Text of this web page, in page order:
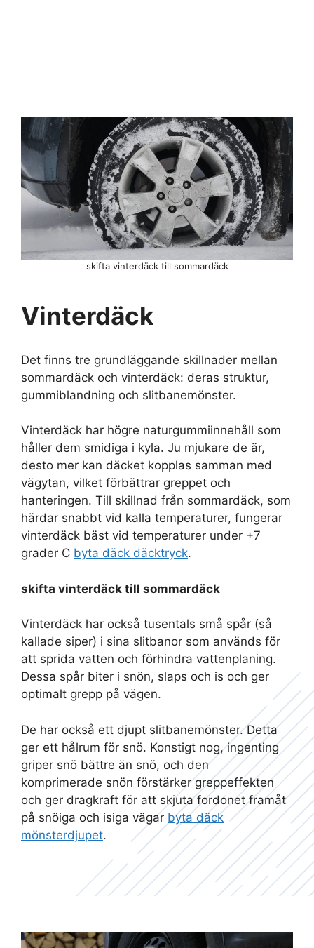
Vinterdäck
Det finns tre grundläggande skillnader mellan
sommardäck och vinterdäck: deras struktur,
gummiblandning och slitbanemönster.
Vinterdäck har högre naturgummiinnehåll som
håller dem smidiga i kyla. Ju mjukare de är,
desto mer kan däcket kopplas samman med
vägytan, vilket förbättrar greppet och
hanteringen. Till skillnad från sommardäck, som
härdar snabbt vid kalla temperaturer, fungerar
vinterdäck bäst vid temperaturer under +7
grader C byta däck däcktryck.
skifta vinterdäck till sommardäck
Vinterdäck har också tusentals små spår (så
kallade siper) i sina slitbanor som används för
att sprida vatten och förhindra vattenplaning.
Dessa spår biter i snön, slaps och is och ger
optimalt grepp på vägen.
De har också ett djupt slitbanemönster. Detta
ger ett hålrum för snö. Konstigt nog, ingenting
griper snö bättre än snö, och den
komprimerade snön förstärker greppeffekten
och ger dragkraft för att skjuta fordonet framåt
på snöiga och isiga vägar byta däck
mönsterdjupet.
skifta vinterdäck till sommardäck